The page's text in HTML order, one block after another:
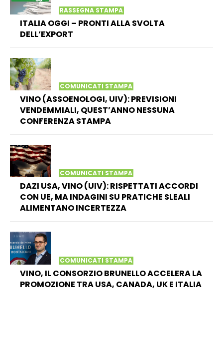
RASSEGNA STAMPA
ITALIA OGGI – PRONTI ALLA SVOLTA
DELL’EXPORT
COMUNICATI STAMPA
VINO (ASSOENOLOGI, UIV): PREVISIONI
VENDEMMIALI, QUEST’ANNO NESSUNA
CONFERENZA STAMPA
COMUNICATI STAMPA
DAZI USA, VINO (UIV): RISPETTATI ACCORDI
CON UE, MA INDAGINI SU PRATICHE SLEALI
ALIMENTANO INCERTEZZA
COMUNICATI STAMPA
VINO, IL CONSORZIO BRUNELLO ACCELERA LA
PROMOZIONE TRA USA, CANADA, UK E ITALIA